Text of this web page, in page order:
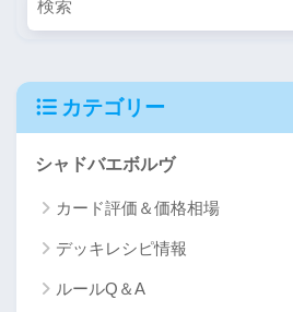
カテゴリー
シャドバエボルヴ
カード評価＆価格相場
デッキレシピ情報
ルールQ＆A